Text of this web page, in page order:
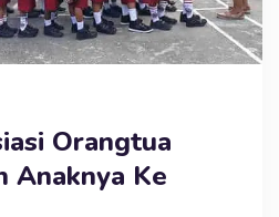
Orangtua
Anaknya Ke